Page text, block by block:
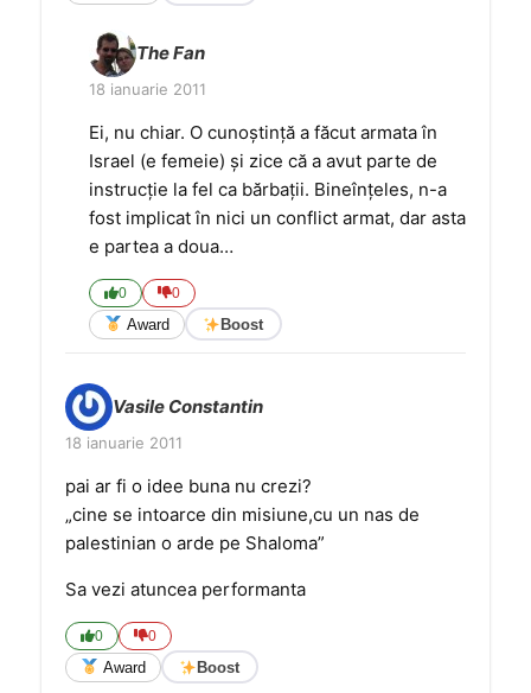
The Fan
18 ianuarie 2011
Ei, nu chiar. O cunoştinţă a făcut armata în
Israel (e femeie) şi zice că a avut parte de
instrucţie la fel ca bărbaţii. Bineînţeles, n-a
fost implicat în nici un conflict armat, dar asta
e partea a doua…
0 0
Award Boost
Vasile Constantin
18 ianuarie 2011
pai ar fi o idee buna nu crezi?
„cine se intoarce din misiune,cu un nas de
palestinian o arde pe Shaloma”
Sa vezi atuncea performanta
0 0
Award Boost